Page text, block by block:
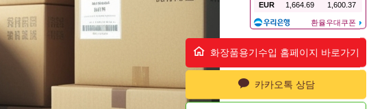
화장품용기수입 홈페이지 바로가기
카카오톡 상담